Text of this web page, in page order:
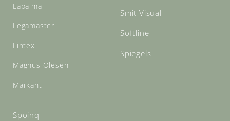
Lapalma
Legamaster
Lintex
Magnus Olesen
Markant
Smit Visual
Softline
Spiegels
Spoinq